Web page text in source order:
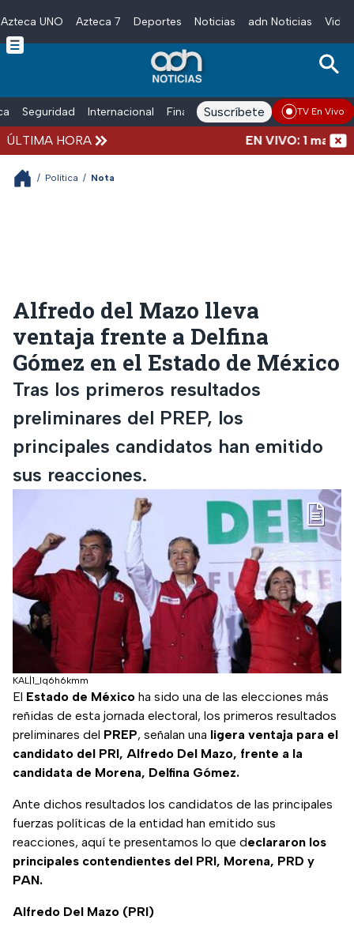
Skip to main content
Azteca UNO Azteca 7 Deportes Noticias adn Noticias
Seguridad Internacional Finanzas adn Noticias Radio
Suscríbete TV En Vivo
ÚLTIMA HORA EN VIVO: 1 marcha,
/ Política / Nota
Alfredo del Mazo lleva
ventaja frente a Delfina
Gómez en el Estado de México
Tras los primeros resultados
preliminares del PREP, los
principales candidatos han emitido
sus reacciones.
KAL|1_lq6h6kmm
El Estado de México ha sido una de las elecciones más
reñidas de esta jornada electoral, los primeros resultados
preliminares del PREP, señalan una ligera ventaja para el
candidato del PRI, Alfredo Del Mazo, frente a la
candidata de Morena, Delfina Gómez.
Ante dichos resultados los candidatos de las principales
fuerzas políticas de la entidad han emitido sus
reacciones, aquí te presentamos lo que declararon los
principales contendientes del PRI, Morena, PRD y
PAN.
Alfredo Del Mazo (PRI)